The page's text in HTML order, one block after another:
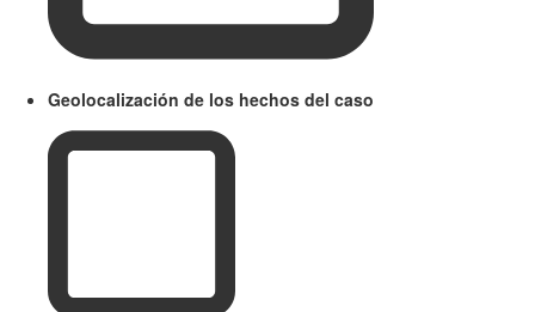
Geolocalización de los hechos del caso